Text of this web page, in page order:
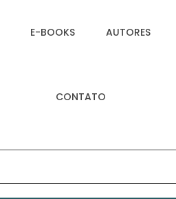
E-BOOKS AUTORES
CONTATO